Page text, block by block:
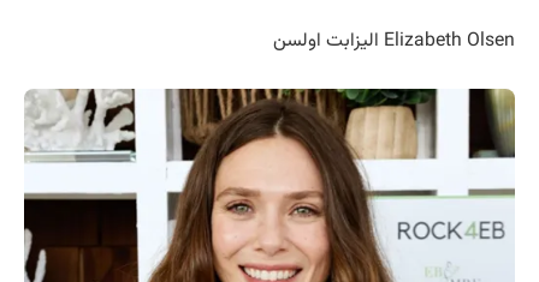
Elizabeth Olsen الیزابت اولسن